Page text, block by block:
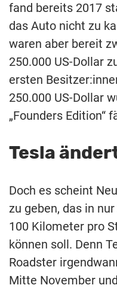
fand bereits 2017
das Auto nicht zu
waren aber bereit
250.000 US-Dollar
ersten
250.000 US-Dollar
„Founders Edition“
Tesla
Doch es scheint
zu geben, das in
100 Kilometer pro
können soll. Denn
Roadster
Mitte November